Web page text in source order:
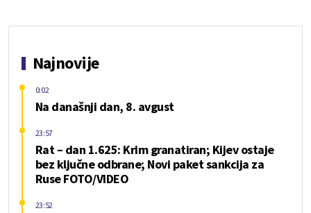
Najnovije
Na današnji dan, 8. avgust
0:02
Rat – dan 1.625: Krim granatiran; Kijev ostaje
bez ključne odbrane; Novi paket sankcija za
Ruse FOTO/VIDEO
23:57
23:52